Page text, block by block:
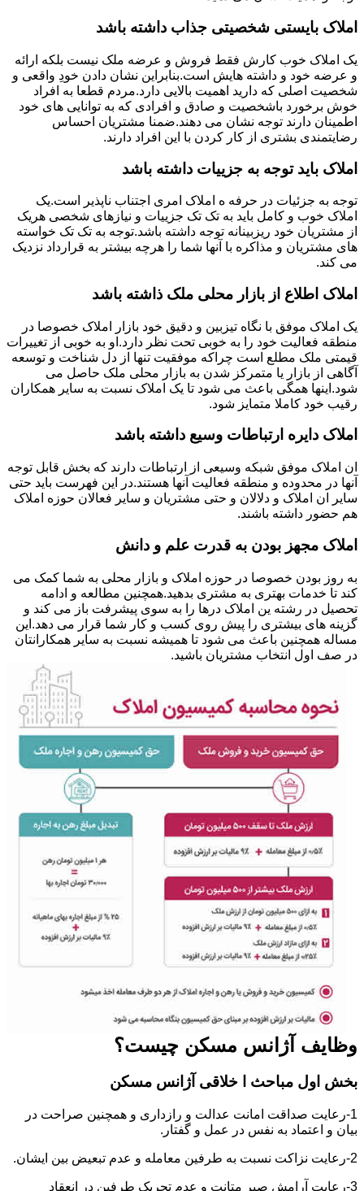
املاک بایستی شخصیتی جذاب داشته باشد
یک املاک خوب کارش فقط فروش و عرضه ملک نیست بلکه ارائه
و عرضه خود و داشته هایش است.بنابراین نشان دادن خودِ واقعی و
شخصیت اصلی که دارید اهمیت بالایی دارد.مردم قطعا به افراد
خوش برخورد باشخصیت و صادق و افرادی که به توانایی های خود
اطمینان دارند توجه نشان می دهند.ضمنا مشتریان احساس
رضایتمندی بشتری از کار کردن با این افراد دارند.
املاک باید توجه به جزییات داشته باشد
توجه به جزئیات در حرفه ه املاک امری اجتناب ناپذیر است.یک
املاک خوب و کامل باید به تک تک جزییات و نیازهای شخصی هریک
از مشتریان خود ریزبینانه توجه داشته باشد.توجه به تک تک خواسته
های مشتریان و مذاکره با آنها شما را هرچه بیشتر به قرارداد نزدیک
می کند.
املاک اطلاع از بازار محلی ملک ذاشته باشد
یک املاک موفق با نگاه تیزبین و دقیق خود بازار املاک خصوصا در
منطقه فعالیت خود را به خوبی تحت نظر دارد.او به خوبی از تغییرات
قیمتی ملک مطلع است چراکه موفقیت تنها از دل شناخت و توسعه
آگاهی از بازار یا متمرکز شدن به بازار محلی ملک حاصل می
شود.اینها همگی باعث می شود تا یک املاک نسبت به سایر همکاران
رقیب خود کاملا متمایز شود.
املاک دایره ارتباطات وسیع داشته باشد
ان املاک موفق شبکه وسیعی از ارتباطات دارند که بخش قابل توجه
آنها در محدوده و منطقه فعالیت آنها هستند.در این فهرست باید حتی
سایر ان املاک و دلالان و حتی مشتریان و سایر فعالان حوزه املاک
هم حضور داشته باشند.
املاک مجهز بودن به قدرت علم و دانش
به روز بودن خصوصا در حوزه املاک و بازار محلی به شما کمک می
کند تا خدمات بهتری به مشتری بدهید.همچنین مطالعه و ادامه
تحصیل در رشته ین املاک درها را به سوی پیشرفت باز می کند و
گزینه های بیشتری را پیش روی کسب و کار شما قرار می دهد.این
مساله همچنین باعث می شود تا همیشه نسبت به سایر همکارانتان
در صف اول انتخاب مشتریان باشید.
وظایف آژانس مسکن چیست؟
بخش اول مباحث ا خلاقی آژانس مسکن
1-رعایت صداقت امانت عدالت و رازداری و همچنین صراحت در
بیان و اعتماد به نفس در عمل و گفتار.
2-رعایت نزاکت نسبت به طرفین معامله و عدم تبعیض بین ایشان.
3-رعایت آرامش صبر متانت و عدم تحریک طرفین در انعقاد